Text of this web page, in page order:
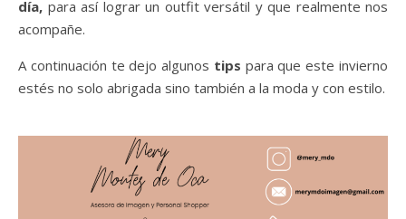
día, para así lograr un outfit versátil y que realmente nos
acompañe.
A continuación te dejo algunos tips para que este invierno
estés no solo abrigada sino también a la moda y con estilo.